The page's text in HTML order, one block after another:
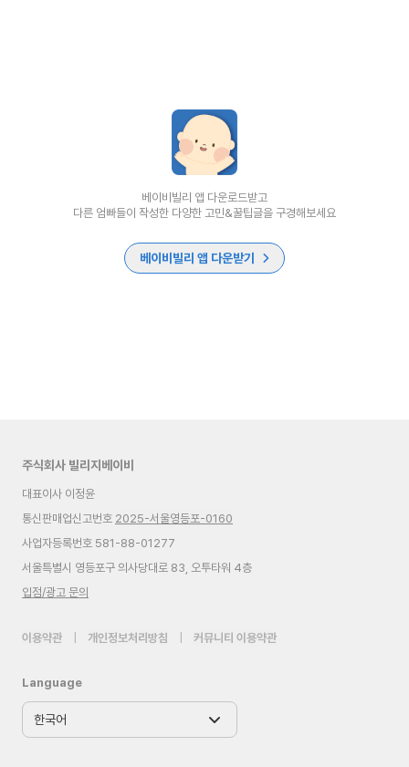
베이비빌리 앱 다운로드받고
다른 엄빠들이 작성한 다양한 고민&꿀팁글을 구경해보세요
베이비빌리 앱 다운받기
주식회사 빌리지베이비
대표이사 이정윤
통신판매업신고번호 2025-서울영등포-0160
사업자등록번호 581-88-01277
서울특별시 영등포구 의사당대로 83, 오투타워 4층
입점/광고 문의
이용약관 개인정보처리방침 커뮤니티 이용약관
Language